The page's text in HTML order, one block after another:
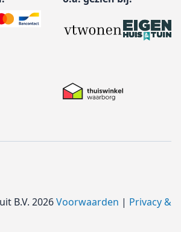
B.V. 2026Voorwaarden | Privacy &